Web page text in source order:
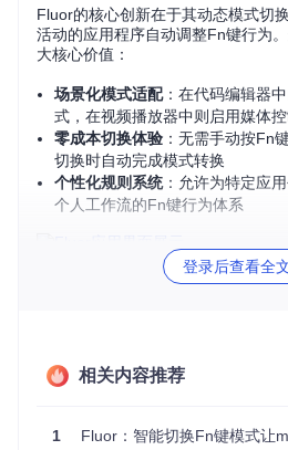
Fluor的核心创新在于其动态模式切
活动的应用程序自动调整Fn键行为
大核心价值：
场景化模式适配：在代码编辑器
式，在视频播放器中则启用媒体
零成本切换体验 ：无需手动按Fn
切换时自动完成模式转换
个性化规则系统：允许为特定应
个人工作流的Fn键行为体系
图1：Fluor工具界面展示，体现其简
方式一：源码编译安装
克隆项目仓库到本地
登录后查看全
相关内容推荐
1 Fluor：智能切换Fn键模式让macOS用